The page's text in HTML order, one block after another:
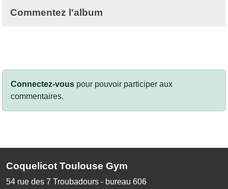
Commentez l'album
Connectez-vous pour pouvoir participer aux
commentaires.
Coquelicot Toulouse Gym
54 rue des 7 Troubadours - bureau 606